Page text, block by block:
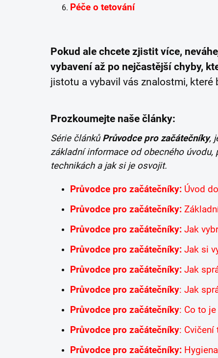
Péče o tetování
Pokud ale chcete zjistit více,
vybavení až po nejčastější chyby,
jistotu a vybavil vás znalostmi,
Prozkoumejte naše články:
Série článkůPrůvodce pro začátečníky,
základní informace od obecného
technikách a jak si je osvojit.
Průvodce pro začátečníky: Úvod
Průvodce pro začátečníky:
Průvodce pro začátečníky: Jak
Průvodce pro začátečníky: Jak si
Průvodce pro začátečníky: Jak
Průvodce pro začátečníky: Jak
Průvodce pro začátečníky: Co to
Průvodce pro začátečníky: Cvičení
Průvodce pro začátečníky: